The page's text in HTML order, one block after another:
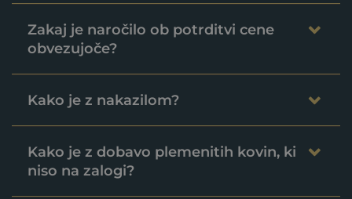
Zakaj je naročilo ob potrditvi cene
obvezujoče?
Kako je z nakazilom?
Kako je z dobavo plemenitih kovin, ki
niso na zalogi?